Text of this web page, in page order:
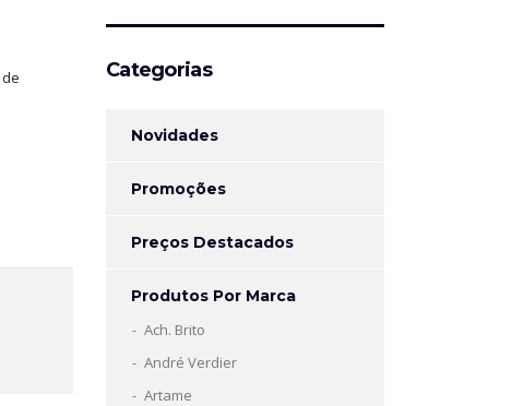
Categorias
Novidades
Promoções
Preços Destacados
Produtos Por Marca
Ach. Brito
André Verdier
Artame